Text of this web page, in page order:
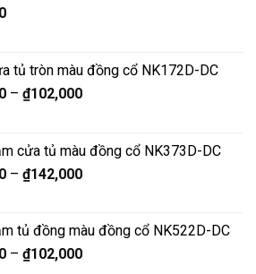
tủ tròn màu đồng cổ NK172D-DC
– ₫102,000
cửa tủ màu đồng cổ NK373D-DC
– ₫142,000
tủ đồng màu đồng cổ NK522D-DC
– ₫102,000